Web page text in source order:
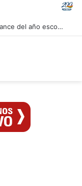
Ministro Héctor Rodríguez ofreció balance del año escolar 2025-2026